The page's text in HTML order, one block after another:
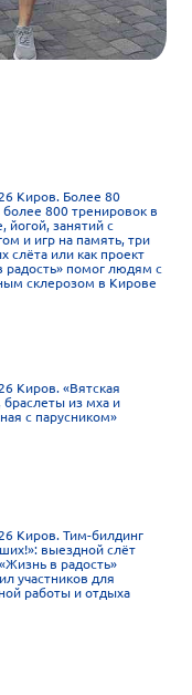
(26-
Киров. Более 80
более 800 тренировок в
йогой, занятий с
и игр на память, три
слёта или как проект
радость» помог людям с
склерозом в Кирове
Киров. «Вятская
браслеты из мха и
с парусником»
Киров. Тим-билдинг
выездной слёт
в радость»
участников для
работы и отдыха